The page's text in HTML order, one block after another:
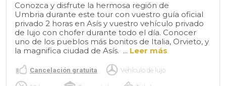
Conozca y disfrute la hermosa región de
Umbria durante este tour con vuestro guía oficial
privado 2 horas en Asís y vuestro vehículo privado
de lujo con chofer durante todo el día. Conocer
uno de los pueblos más bonitos de Italia, Orvieto, y
la magnifica ciudad de Asís. ... Leer más
Cancelación gratuita Vehículo de lujo